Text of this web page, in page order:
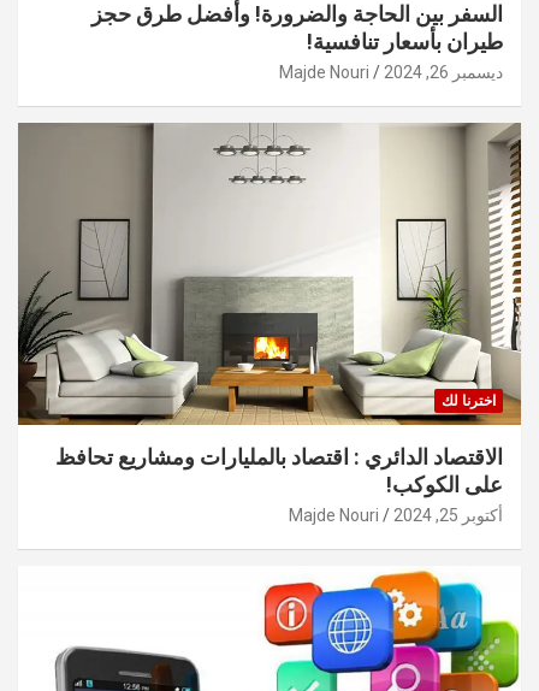
السفر بين الحاجة والضرورة! وأفضل طرق حجز
طيران بأسعار تنافسية!
ديسمبر 26, 2024 Majde Nouri
اخترنا لك
الاقتصاد الدائري : اقتصاد بالمليارات ومشاريع تحافظ
على الكوكب!
أكتوبر 25, 2024 Majde Nouri